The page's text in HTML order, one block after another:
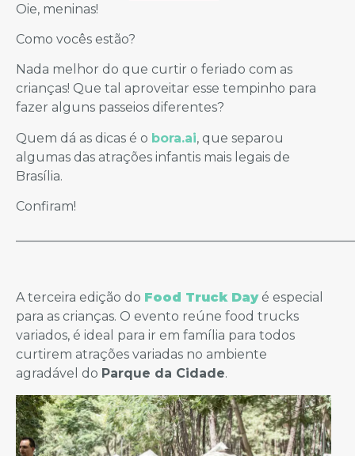
Oie, meninas!
Como vocês estão?
Nada melhor do que curtir o feriado com as
crianças! Que tal aproveitar esse tempinho para
fazer alguns passeios diferentes?
Quem dá as dicas é o bora.ai, que separou
algumas das atrações infantis mais legais de
Brasília.
Confiram!
A terceira edição do Food Truck Dayé especial
para as crianças. O evento reúne food trucks
variados, é ideal para ir em família para todos
curtirem atrações variadas no ambiente
agradável do Parque da Cidade.